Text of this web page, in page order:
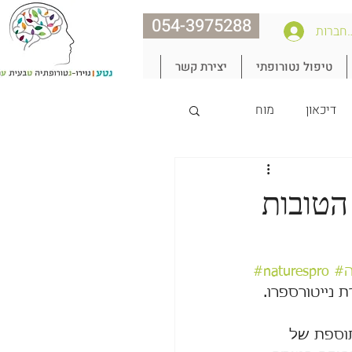
054-3975288
טיפול נטורופתי יצירת קשר
דיכאון מוח
#naturespro
בחברת נייטורספרו.
תוספת של